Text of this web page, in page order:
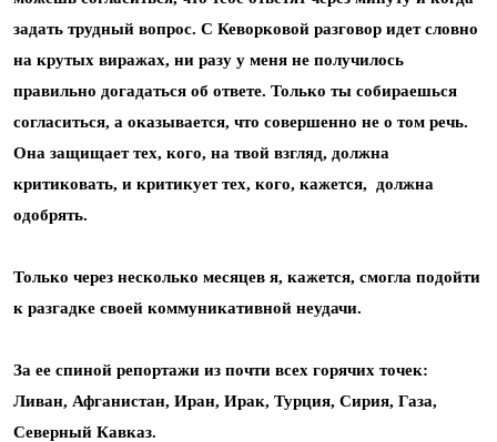
задать трудный вопрос. С Кеворковой разговор идет словно
на крутых виражах, ни разу у меня не получилось
правильно догадаться об ответе. Только ты собираешься
согласиться, а оказывается, что совершенно не о том речь.
Она защищает тех, кого, на твой взгляд, должна
критиковать, и критикует тех, кого, кажется, должна
одобрять.
Только через несколько месяцев я, кажется, смогла подойти
к разгадке своей коммуникативной неудачи.
За ее спиной репортажи из почти всех горячих точек:
Ливан, Афганистан, Иран, Ирак, Турция, Сирия, Газа,
Северный Кавказ.